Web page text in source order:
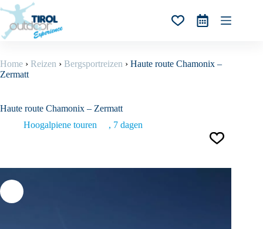
naar
inhoud
Winkelwagen
Home › Reizen › Bergsportreizen › Haute route Chamonix –
Zermatt
Haute route Chamonix – Zermatt
Hoogalpiene touren
7 dagen